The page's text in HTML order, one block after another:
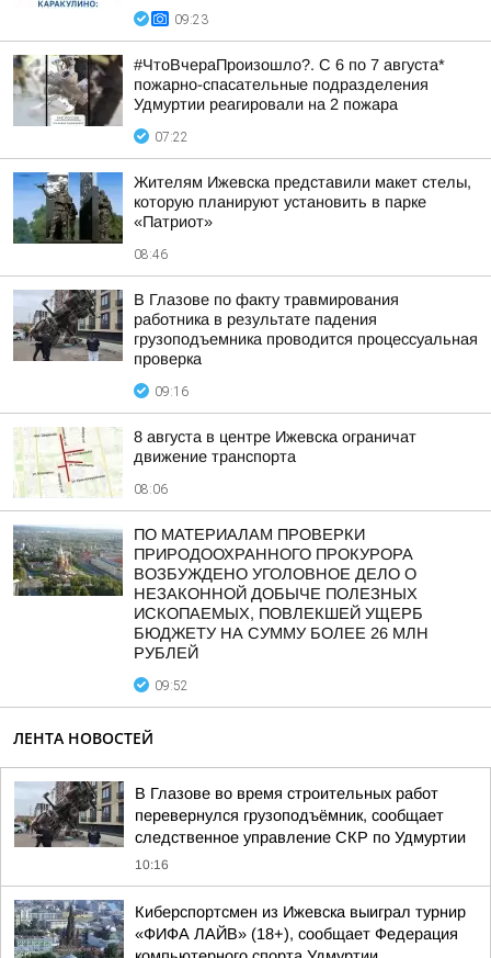
09:23
#ЧтоВчераПроизошло?. С 6 по 7 августа*
пожарно-спасательные подразделения
Удмуртии реагировали на 2 пожара
07:22
Жителям Ижевска представили макет стелы,
которую планируют установить в парке
«Патриот»
08:46
В Глазове по факту травмирования
работника в результате падения
грузоподъемника проводится процессуальная
проверка
09:16
8 августа в центре Ижевска ограничат
движение транспорта
08:06
ПО МАТЕРИАЛАМ ПРОВЕРКИ
ПРИРОДООХРАННОГО ПРОКУРОРА
ВОЗБУЖДЕНО УГОЛОВНОЕ ДЕЛО О
НЕЗАКОННОЙ ДОБЫЧЕ ПОЛЕЗНЫХ
ИСКОПАЕМЫХ, ПОВЛЕКШЕЙ УЩЕРБ
БЮДЖЕТУ НА СУММУ БОЛЕЕ 26 МЛН
РУБЛЕЙ
09:52
ЛЕНТА НОВОСТЕЙ
В Глазове во время строительных работ
перевернулся грузоподъёмник, сообщает
следственное управление СКР по Удмуртии
10:16
Киберспортсмен из Ижевска выиграл турнир
«ФИФА ЛАЙВ» (18+), сообщает Федерация